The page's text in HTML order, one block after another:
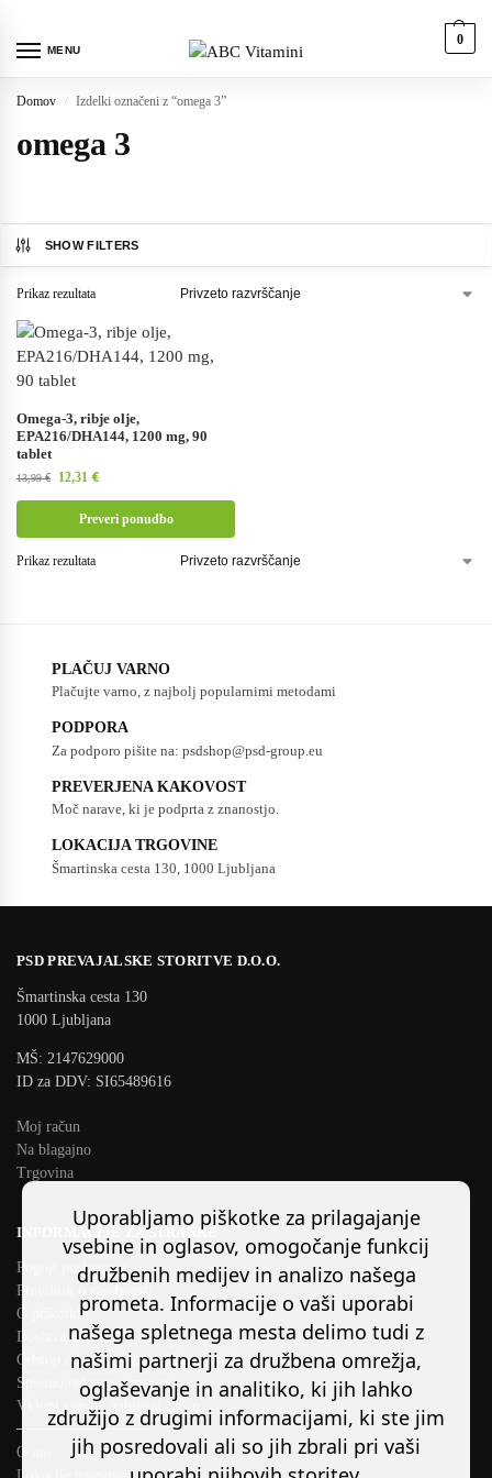
MENU
0
Domov / Izdelki označeni z “omega 3”
omega 3
SHOW FILTERS
Prikaz rezultata
Omega-3, ribje olje,
EPA216/DHA144, 1200 mg, 90
tablet
13,99€ 12,31 €
Preveri ponudbo
Prikaz rezultata
PLAČUJ VARNO
Plačujte varno, z najbolj popularnimi metodami
PODPORA
Za podporo pišite na: psdshop@psd-group.eu
PREVERJENA KAKOVOST
Moč narave, ki je podprta z znanostjo.
LOKACIJA TRGOVINE
Šmartinska cesta 130, 1000 Ljubljana
PSD PREVAJALSKE STORITVE D.O.O.
Šmartinska cesta 130
1000 Ljubljana
MŠ: 2147629000
ID za DDV: SI65489616
Moj račun
Na blagajno
Trgovina
INFORMACIJE ZA STRANKE
Pogoji poslovanja
Pravilnik o zasebnosti
O piškotkih
Dostava in plačilo
Odstop od pogodbe/ preklic naročila
Spletno reševanje sporov
Vklopi razum, zahtevaj račun
────────────
O nas
Uporabljamo piškotke za prilagajanje
vsebine in oglasov, omogočanje funkcij
družbenih medijev in analizo našega
prometa. Informacije o vaši uporabi
našega spletnega mesta delimo tudi z
našimi partnerji za družbena omrežja,
oglaševanje in analitiko, ki jih lahko
združijo z drugimi informacijami, ki ste jim
jih posredovali ali so jih zbrali pri vaši